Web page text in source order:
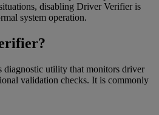
disabling Driver Verifier is
system operation.
utility that monitors driver
validation checks. It is commonly